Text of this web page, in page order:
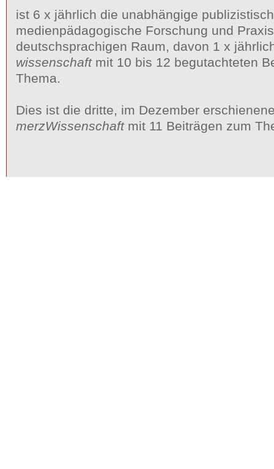
ist 6 x jährlich die unabhängige
medienpädagogische Forschung und
deutschsprachigen Raum, davon 1 x
wissenschaft mit 10 bis 12 begutachteten
Thema.
Dies ist die dritte, im Dezember
merzWissenschaftmit 11 Beiträgen zum